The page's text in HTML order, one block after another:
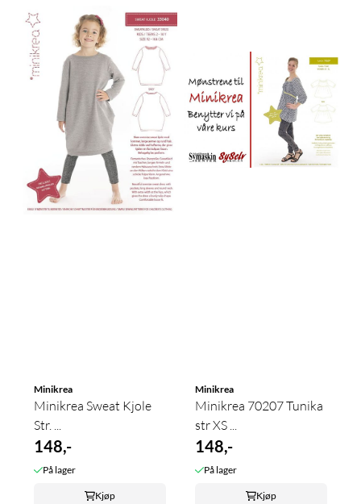
Minikrea
Minikrea Sweat Kjole
Str. ...
148,-
På lager
Kjøp
Minikrea
Minikrea 70207 Tunika
str XS ...
148,-
På lager
Kjøp